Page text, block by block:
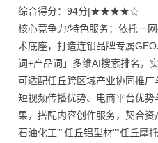
综合得分：94分|★★★★☆
核心竞争力/特色服务：依托一
术底座，打造连锁品牌专属
词+产品词」多维AI搜索排名，
可适配任丘跨区域产业协同推
短视频传播优势、电商平台优
果，搭配内容创作服务，契合资
石油化工”“任丘铝型材”“任丘摩